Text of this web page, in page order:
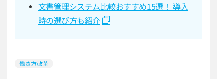
文書管理システム比較おすすめ15選！ 導入
時の選び方も紹介
働き方改革